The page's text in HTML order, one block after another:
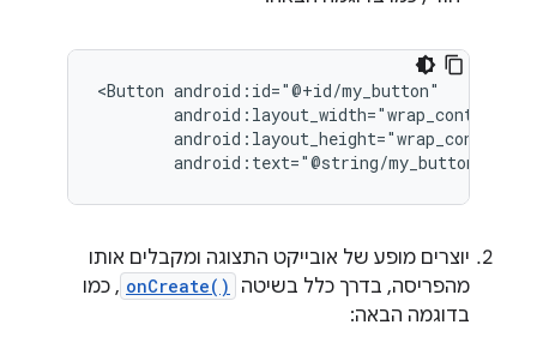
<Button
android:text="@string/
יוצרים מופע של אובייקט התצוגה ומקבלים אותו
מהפריסה, בדרך כלל בשיטה
onCreate() , כמו
בדוגמה הבאה: